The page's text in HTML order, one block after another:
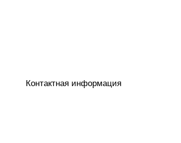
Контактная информация